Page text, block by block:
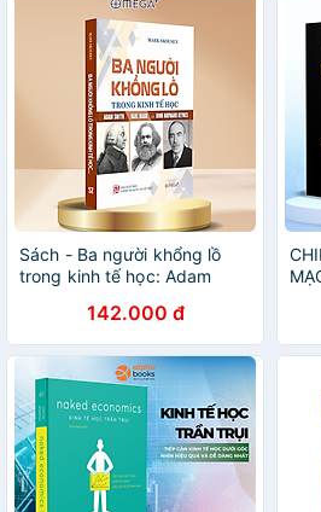
Sách - Ba người khổng lồ
trong kinh tế học: Adam
Maynard Keynes
142.000 đ